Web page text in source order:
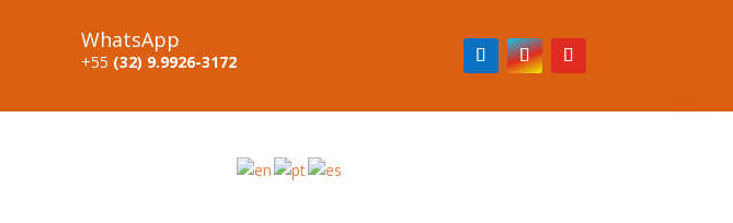
WhatsApp
+55 (32) 9.9926-3172